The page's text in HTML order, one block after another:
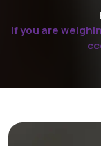
If you are